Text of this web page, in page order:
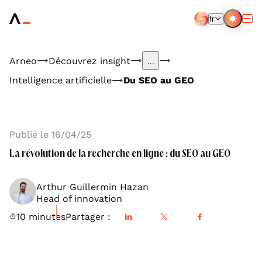
au
fr
Arneo Découvrez insight
Intelligence artificielle Du SEO au GEO
Publié le 16/04/25
La révolution de la recherche en ligne : du SEO au GEO
Arthur Guillermin Hazan
Head of innovation
10 minutesPartager :